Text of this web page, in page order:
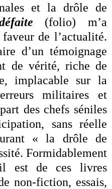
et la drôle de
(folio) m’a
de l’actualité.
d’un témoignage
de vérité, riche de
implacable sur la
militaires et
des chefs séniles
sans réelle
« la drôle de
Formidablement
est de ces livres
non-fiction, essais,